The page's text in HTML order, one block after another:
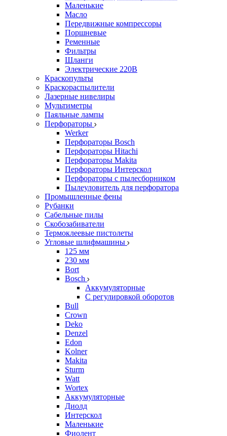
Маленькие
Масло
Передвижные компрессоры
Поршневые
Ременные
Фильтры
Шланги
Электрические 220В
Краскопульты
Краскораспылители
Лазерные нивелиры
Мультиметры
Паяльные лампы
Перфораторы
Werker
Перфораторы Bosch
Перфораторы Hitachi
Перфораторы Makita
Перфораторы Интерскол
Перфораторы с пылесборником
Пылеуловитель для перфоратора
Промышленные фены
Рубанки
Сабельные пилы
Скобозабиватели
Термоклеевые пистолеты
Угловые шлифмашины
125 мм
230 мм
Bort
Bosch
Аккумуляторные
С регулировкой оборотов
Bull
Crown
Deko
Denzel
Edon
Kolner
Makita
Sturm
Watt
Wortex
Аккумуляторные
Диолд
Интерскол
Маленькие
Фиолент